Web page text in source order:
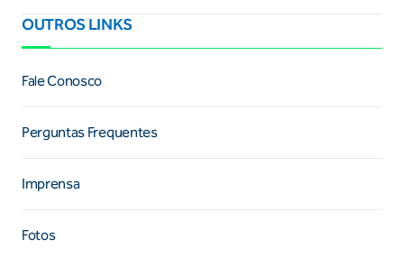
OUTROS LINKS
Fale Conosco
Perguntas Frequentes
Imprensa
Fotos